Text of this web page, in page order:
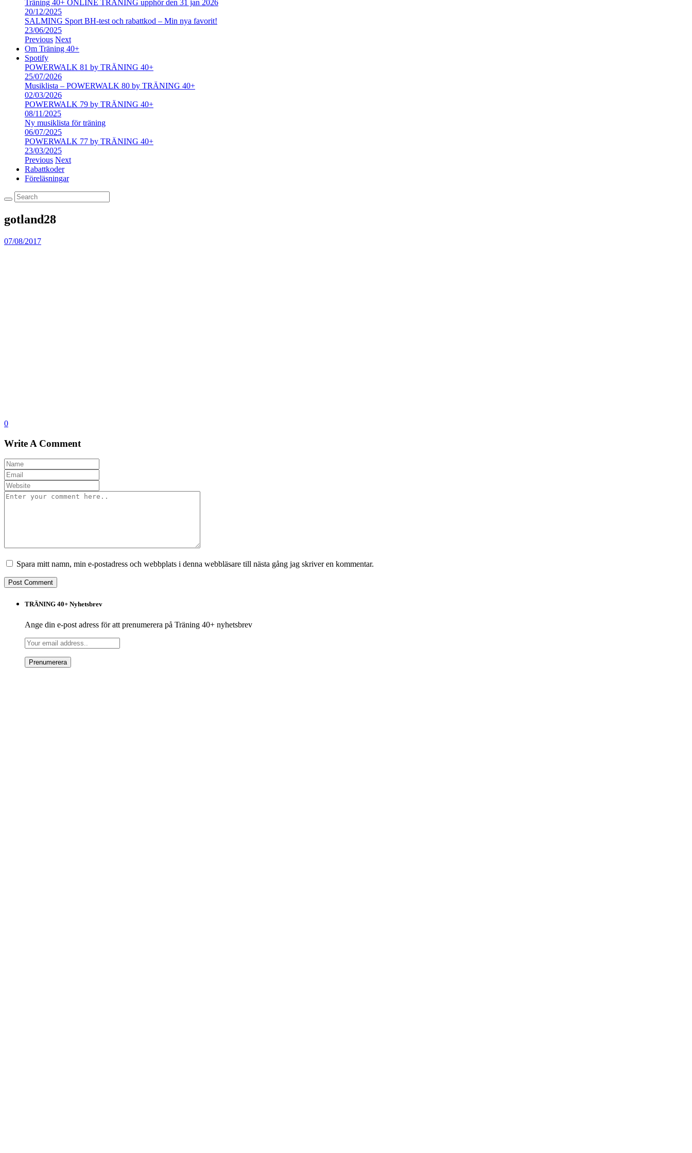
Träning 40+ ONLINE TRÄNING upphör den 31 jan 2026
20/12/2025
SALMING Sport BH-test och rabattkod – Min nya favorit!
23/06/2025
Previous Next
Om Träning 40+
Spotify
POWERWALK 81 by TRÄNING 40+
25/07/2026
Musiklista – POWERWALK 80 by TRÄNING 40+
02/03/2026
POWERWALK 79 by TRÄNING 40+
08/11/2025
Ny musiklista för träning
06/07/2025
POWERWALK 77 by TRÄNING 40+
23/03/2025
Previous Next
Rabattkoder
Föreläsningar
gotland28
07/08/2017
0
Write A Comment
Spara mitt namn, min e-postadress och webbplats i denna webbläsare till nästa gång jag skriver en kommentar.
TRÄNING 40+ Nyhetsbrev
Ange din e-post adress för att prenumerera på Träning 40+ nyhetsbrev